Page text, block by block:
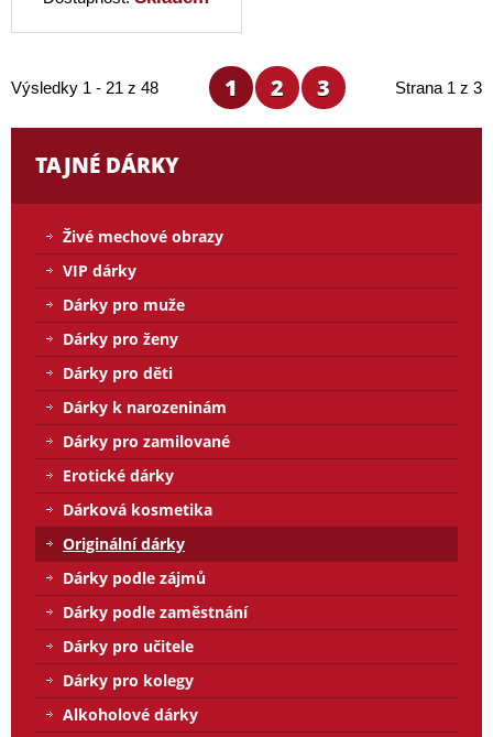
Výsledky 1 - 21 z 48 1 2 3 Strana 1 z 3
TAJNÉ DÁRKY
Živé mechové obrazy
VIP dárky
Dárky pro muže
Dárky pro ženy
Dárky pro děti
Dárky k narozeninám
Dárky pro zamilované
Erotické dárky
Dárková kosmetika
Originální dárky
Dárky podle zájmů
Dárky podle zaměstnání
Dárky pro učitele
Dárky pro kolegy
Alkoholové dárky